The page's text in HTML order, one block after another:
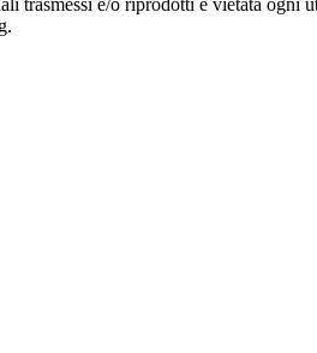
trasmessi e/o riprodotti è vietata ogni